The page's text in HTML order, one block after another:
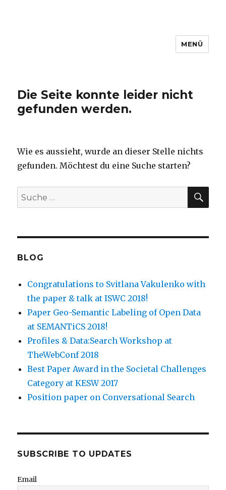
Communities
MENÜ
Die Seite konnte leider nicht
gefunden werden.
Wie es aussieht, wurde an dieser Stelle nichts
gefunden. Möchtest du eine Suche starten?
Suche
nach:
BLOG
Congratulations to Svitlana Vakulenko with
the paper & talk at ISWC 2018!
Paper Geo-Semantic Labeling of Open Data
at SEMANTiCS 2018!
Profiles & Data:Search Workshop at
TheWebConf 2018
Best Paper Award in the Societal Challenges
Category at KESW 2017
Position paper on Conversational Search
SUBSCRIBE TO UPDATES
Email